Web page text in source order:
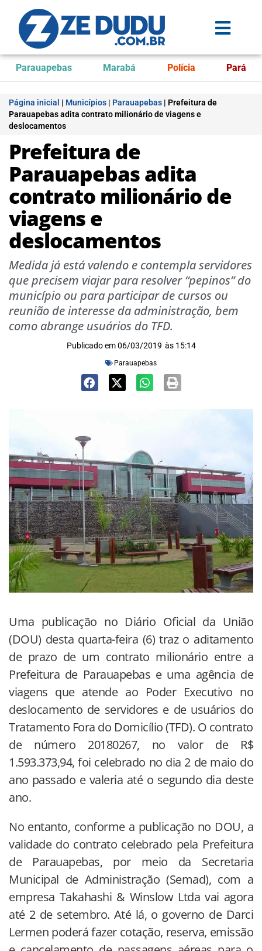
Parauapebas Marabá Polícia Pará
Página inicial | Municípios | Parauapebas | Prefeitura de
Parauapebas adita contrato milionário de viagens e
deslocamentos
Prefeitura de
Parauapebas adita
contrato milionário de
viagens e
deslocamentos
Medida já está valendo e contempla servidores
que precisem viajar para resolver “pepinos” do
município ou para participar de cursos ou
reunião de interesse da administração, bem
como abrange usuários do TFD.
Publicado em 06/03/2019 às 15:14
Parauapebas
Uma publicação no Diário Oficial da União
(DOU) desta quarta-feira (6) traz o aditamento
de prazo de um contrato milionário entre a
Prefeitura de Parauapebas e uma agência de
viagens que atende ao Poder Executivo no
deslocamento de servidores e de usuários do
Tratamento Fora do Domicílio (TFD). O contrato
de número 20180267, no valor de R$
1.593.373,94, foi celebrado no dia 2 de maio do
ano passado e valeria até o segundo dia deste
ano.
No entanto, conforme a publicação no DOU, a
validade do contrato celebrado pela Prefeitura
de Parauapebas, por meio da Secretaria
Municipal de Administração (Semad), com a
empresa Takahashi & Winslow Ltda vai agora
até 2 de setembro. Até lá, o governo de Darci
Lermen poderá fazer cotação, reserva, emissão